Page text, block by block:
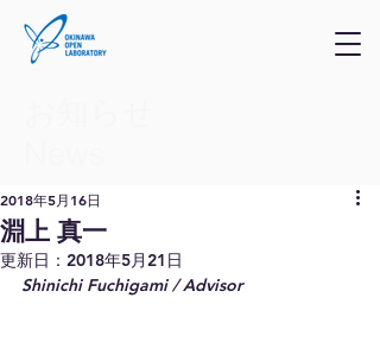
淵上 真一
2018年5月16日
更新日： 2018年5月21日
Shinichi Fuchigami / Advisor